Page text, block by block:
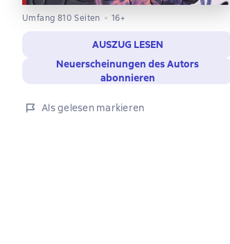
Umfang 810 Seiten 16+
AUSZUG LESEN
Neuerscheinungen des Autors
abonnieren
Als gelesen markieren